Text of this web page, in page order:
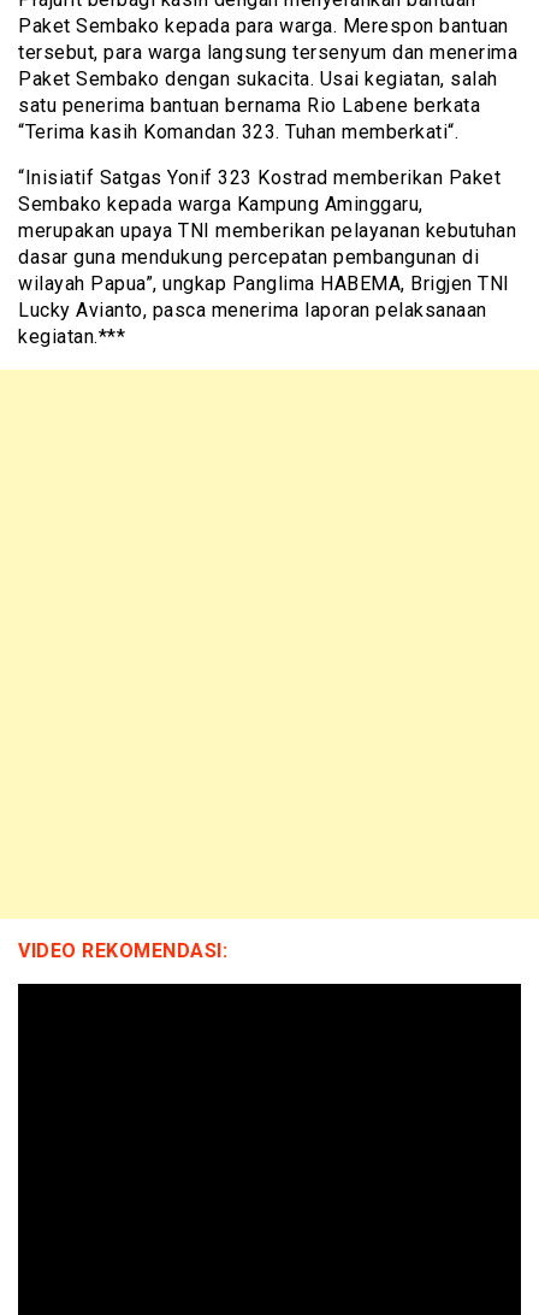
Paket Sembako kepada para warga. Merespon bantuan
tersebut, para warga langsung tersenyum dan menerima
Paket Sembako dengan sukacita. Usai kegiatan, salah
satu penerima bantuan bernama Rio Labene berkata
“Terima kasih Komandan 323. Tuhan memberkati“.
“Inisiatif Satgas Yonif 323 Kostrad memberikan Paket
Sembako kepada warga Kampung Aminggaru,
merupakan upaya TNI memberikan pelayanan kebutuhan
dasar guna mendukung percepatan pembangunan di
wilayah Papua”, ungkap Panglima HABEMA, Brigjen TNI
Lucky Avianto, pasca menerima laporan pelaksanaan
kegiatan.***
VIDEO REKOMENDASI: